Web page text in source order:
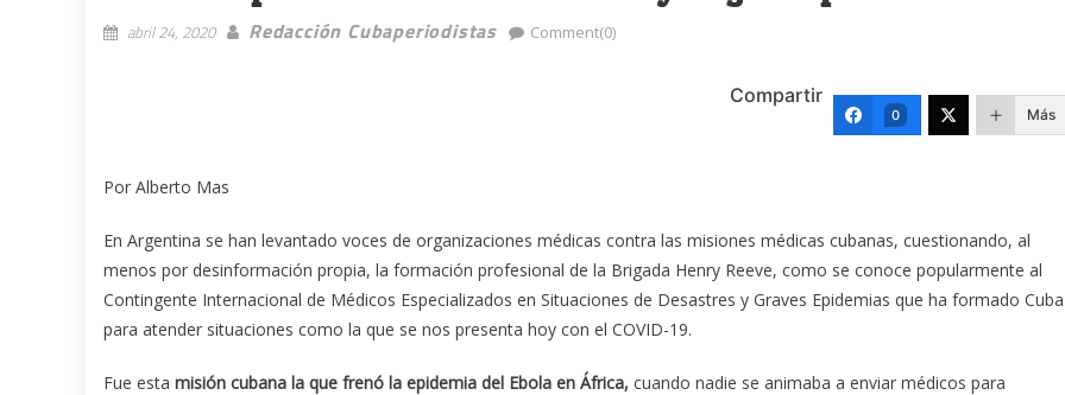
abril 24, 2020 Redacción Cubaperiodistas Comment(0)
Compartir
0 Más
Por Alberto Mas
En Argentina se han levantado voces de organizaciones médicas contra las misiones médicas cubanas, cuestionando, al
menos por desinformación propia, la formación profesional de la Brigada Henry Reeve, como se conoce popularmente al
Contingente Internacional de Médicos Especializados en Situaciones de Desastres y Graves Epidemias que ha formado Cuba
para atender situaciones como la que se nos presenta hoy con el COVID-19.
Fue esta misión cubana la que frenó la epidemia del Ebola en África, cuando nadie se animaba a enviar médicos para